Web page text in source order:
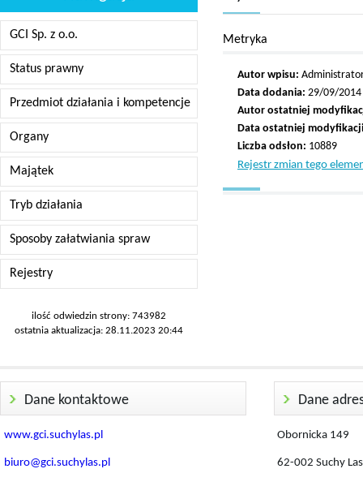
GCI Sp. z o.o.
Status prawny
Przedmiot działania i kompetencje
Organy
Majątek
Tryb działania
Sposoby załatwiania spraw
Rejestry
ilość odwiedzin strony: 743982
ostatnia aktualizacja: 28.11.2023 20:44
Metryka
Autor wpisu:
Data dodania: 29/09/2014
Autor ostatniej
Data ostatniej
Liczba odsłon: 10889
Rejestr zmian tego
Dane kontaktowe
www.gci.suchylas.pl
biuro@gci.suchylas.pl
Dane
Obornicka 149
62-002 Suchy Las